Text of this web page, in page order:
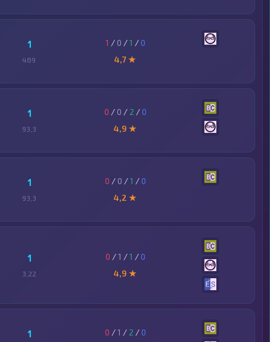
1
489
1 / 0 /1 /0
4,7 ★
1
93,3
0 / 0 / 2 /0
4,9 ★
1
93,3
0 / 0 /1 /0
4,2 ★
1
3,22
0 /1 /1 /0
4,9 ★
1 0 /1 / 2 /0